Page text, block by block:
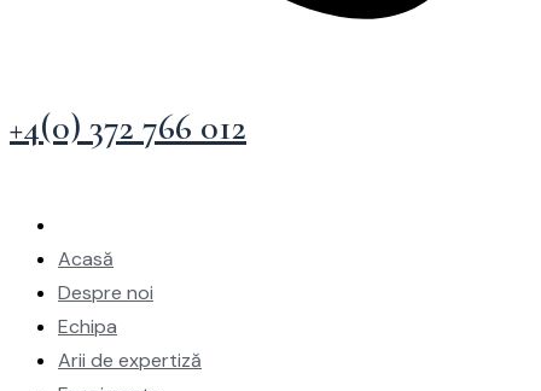
+4(0) 372 766 012
Acasă
Despre noi
Echipa
Arii de expertiză